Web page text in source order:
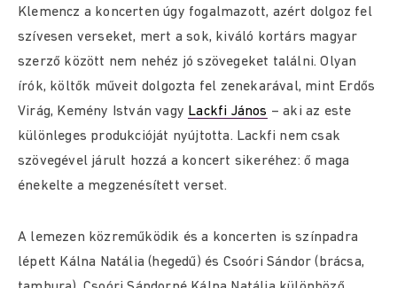
Klemencz a koncerten úgy fogalmazott, azért dolgoz fel
szívesen verseket, mert a sok, kiváló kortárs magyar
szerző között nem nehéz jó szövegeket találni. Olyan
írók, költők műveit dolgozta fel zenekarával, mint Erdős
Virág, Kemény István vagy Lackfi János – aki az este
különleges produkcióját nyújtotta. Lackfi nem csak
szövegével járult hozzá a koncert sikeréhez: ő maga
énekelte a megzenésített verset.
A lemezen közreműködik és a koncerten is színpadra
lépett Kálna Natália (hegedű) és Csoóri Sándor (brácsa,